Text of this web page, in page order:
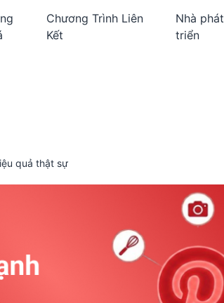
Chương Trình Liên
Kết
Nhà phát
triển
quả thật sự